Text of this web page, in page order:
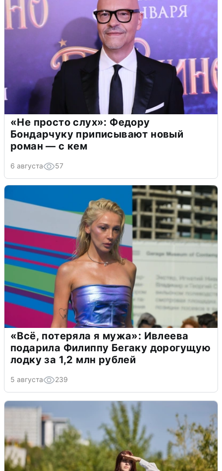
«Не просто слух»: Федору
Бондарчуку приписывают новый
роман — с кем
6 августа 57
«Всё, потеряла я мужа»: Ивлеева
подарила Филиппу Бегаку дорогущую
лодку за 1,2 млн рублей
5 августа 239